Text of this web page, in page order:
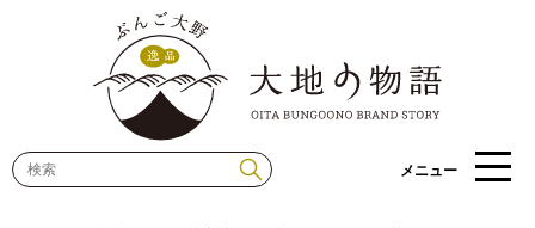
メニュー